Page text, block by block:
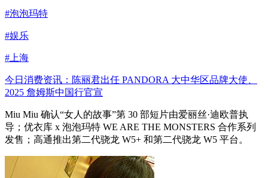
#泡泡玛特
#娱乐
#上海
今日消费资讯：陈丽君出任 PANDORA 大中华区品牌大使、
2025 詹姆斯中国行官宣
Miu Miu 确认“女人的故事”第 30 部短片由爱丽丝·迪欧普执
导；优衣库 x 泡泡玛特 WE ARE THE MONSTERS 合作系列
发售；高通推出第二代骁龙 W5+ 和第二代骁龙 W5 平台。